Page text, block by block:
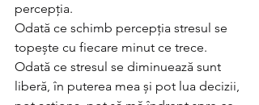
percepția.
Odată ce schimb percepția stresul se
topește cu fiecare minut ce trece.
Odată ce stresul se diminuează sunt
liberă, în puterea mea și pot lua decizii,